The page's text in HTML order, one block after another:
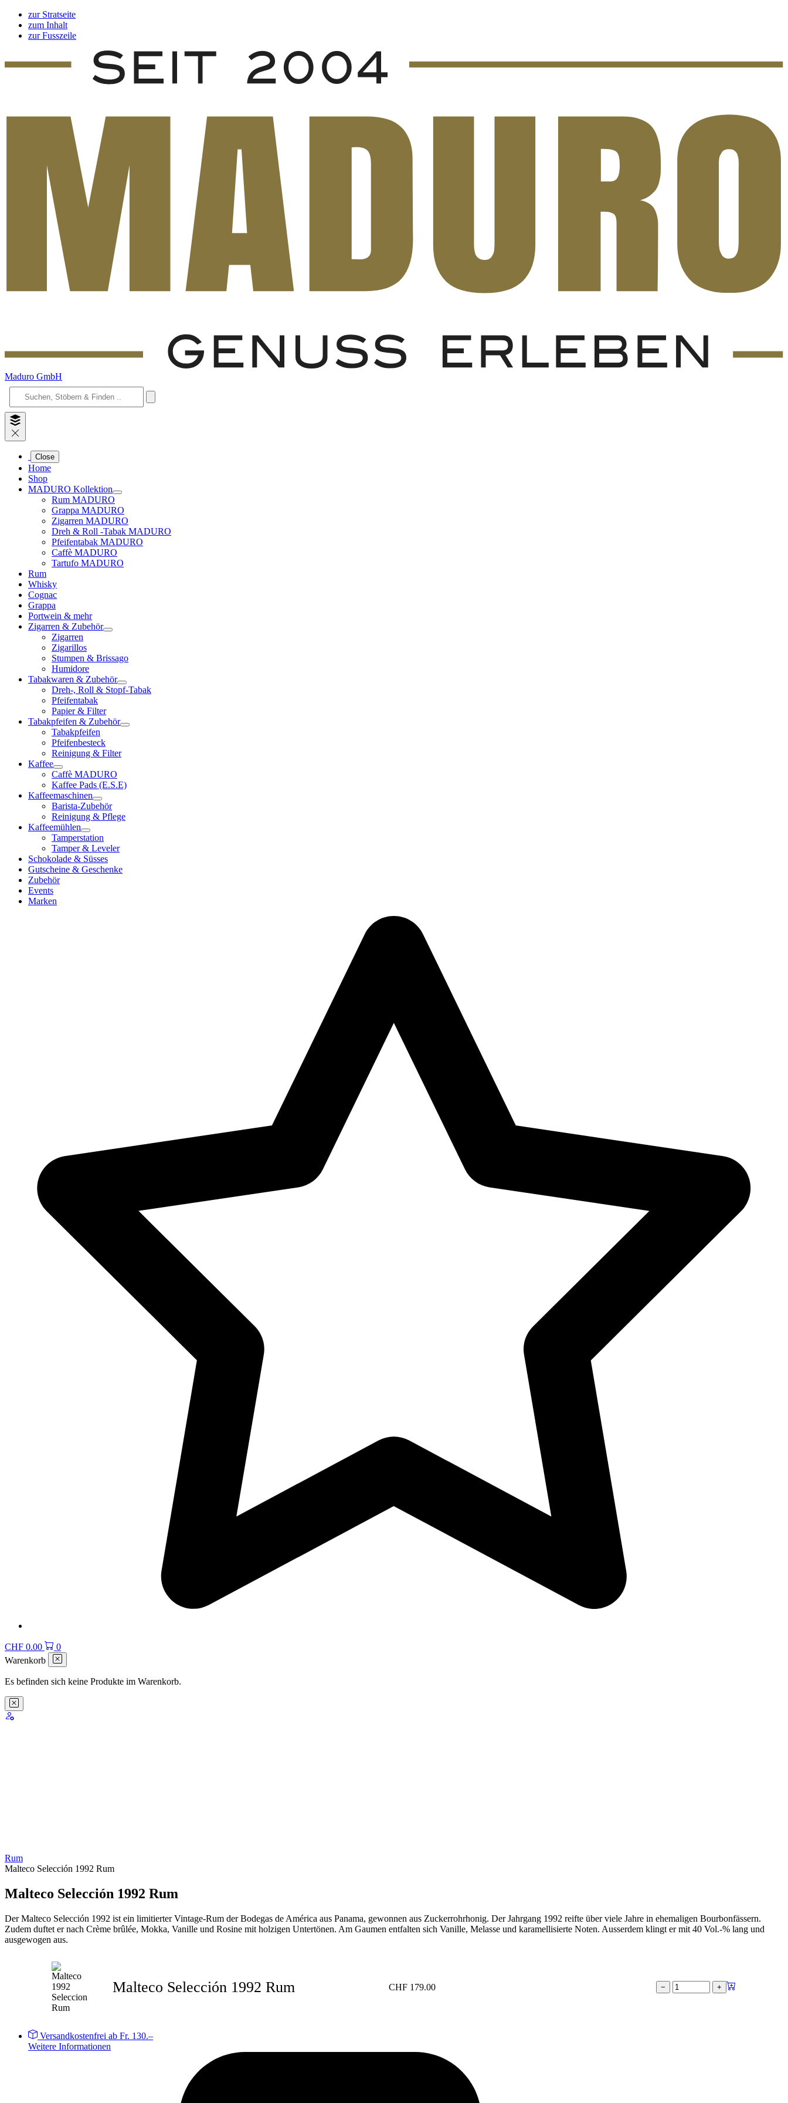
zur Stratseite
zum Inhalt
zur Fusszeile
Maduro GmbH
Close
Home
Shop
MADURO Kollektion
Rum MADURO
Grappa MADURO
Zigarren MADURO
Dreh & Roll -Tabak MADURO
Pfeifentabak MADURO
Caffè MADURO
Tartufo MADURO
Rum
Whisky
Cognac
Grappa
Portwein & mehr
Zigarren & Zubehör
Zigarren
Zigarillos
Stumpen & Brissago
Humidore
Tabakwaren & Zubehör
Dreh-, Roll & Stopf-Tabak
Pfeifentabak
Papier & Filter
Tabakpfeifen & Zubehör
Tabakpfeifen
Pfeifenbesteck
Reinigung & Filter
Kaffee
Caffè MADURO
Kaffee Pads (E.S.E)
Kaffeemaschinen
Barista-Zubehör
Reinigung & Pflege
Kaffeemühlen
Tamperstation
Tamper & Leveler
Schokolade & Süsses
Gutscheine & Geschenke
Zubehör
Events
Marken
CHF 0.00
0
Warenkorb
Es befinden sich keine Produkte im Warenkorb.
Rum
Malteco Selección 1992 Rum
Malteco Selección 1992 Rum
Der Malteco Selección 1992 ist ein limitierter Vintage-Rum der Bodegas de América aus Panama, gewonnen aus Zuckerrohrhonig. Der Jahrgang 1992 reifte über viele Jahre in ehemaligen Bourbonfässern.
Zudem duftet er nach Crème brûlée, Mokka, Vanille und Rosine mit holzigen Untertönen. Am Gaumen entfalten sich Vanille, Melasse und karamellisierte Noten. Ausserdem klingt er mit 40 Vol.-% lang und
ausgewogen aus.
Malteco Selección 1992 Rum CHF 179.00 − +
Versandkostenfrei ab Fr. 130.–
Weitere Informationen